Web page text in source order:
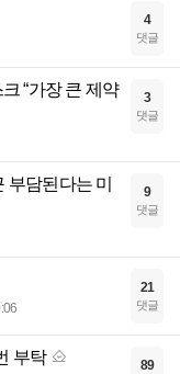
4
댓글
“가장 큰 제약
3
댓글
부담된다는 미
9
댓글
21
댓글
부탁 89